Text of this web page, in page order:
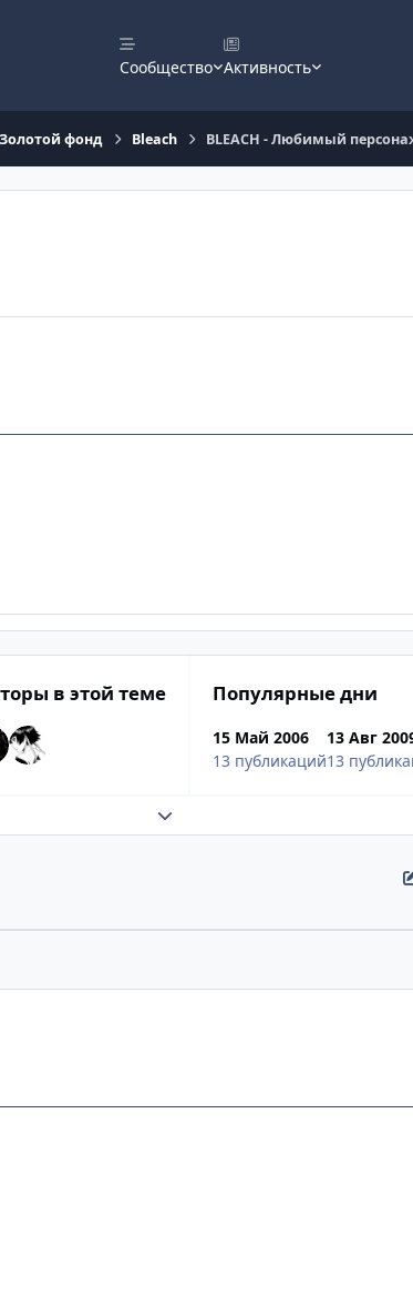
Сообщество Активность
Золотой фонд Bleach BLEACH - Любимый
в этой теме Популярные дни
15 Май 2006
13 публикаций
13 Авг
13
Развернуть обзор темы